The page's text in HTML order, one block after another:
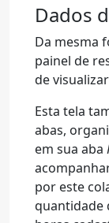
Dados
Da mesma
painel de
de
Esta tela
abas,
em sua aba
por este
quantidade